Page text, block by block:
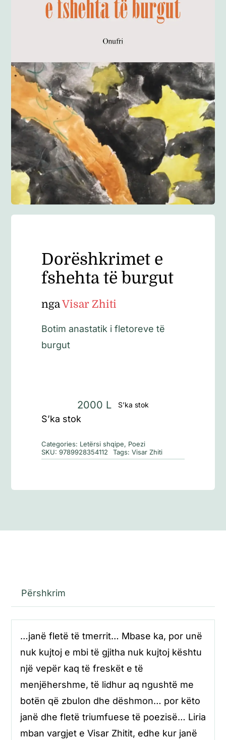
Ditarë
Evente
Blog
Dorëshkrimet e
fshehta të burgut
ngaVisar Zhiti
Botim anastatik i fletoreve të
burgut
2000 L S’ka stok
S’ka stok
Categories: Letërsi shqipe, Poezi
SKU:9789928354112 Tags:Visar Zhiti
Përshkrim
…janë fletë të tmerrit… Mbase ka, por unë
nuk kujtoj e mbi të gjitha nuk kujtoj kështu
një vepër kaq të freskët e të
menjëhershme, të lidhur aq ngushtë me
botën që zbulon dhe dëshmon… por këto
janë dhe fletë triumfuese të poezisë… Liria
mban vargjet e Visar Zhitit, edhe kur janë